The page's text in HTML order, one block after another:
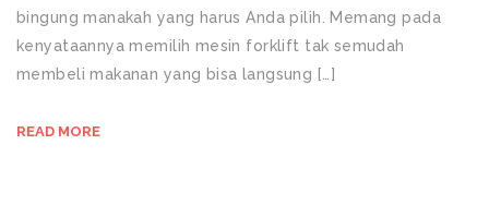
bingung manakah yang harus Anda pilih. Memang pada
kenyataannya memilih mesin forklift tak semudah
membeli makanan yang bisa langsung […]
READ MORE